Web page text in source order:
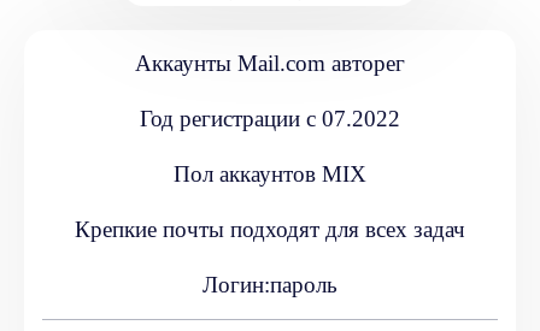
Аккаунты Mail.com авторег
Год регистрации с 07.2022
Пол аккаунтов MIX
Крепкие почты подходят для всех задач
Логин:пароль